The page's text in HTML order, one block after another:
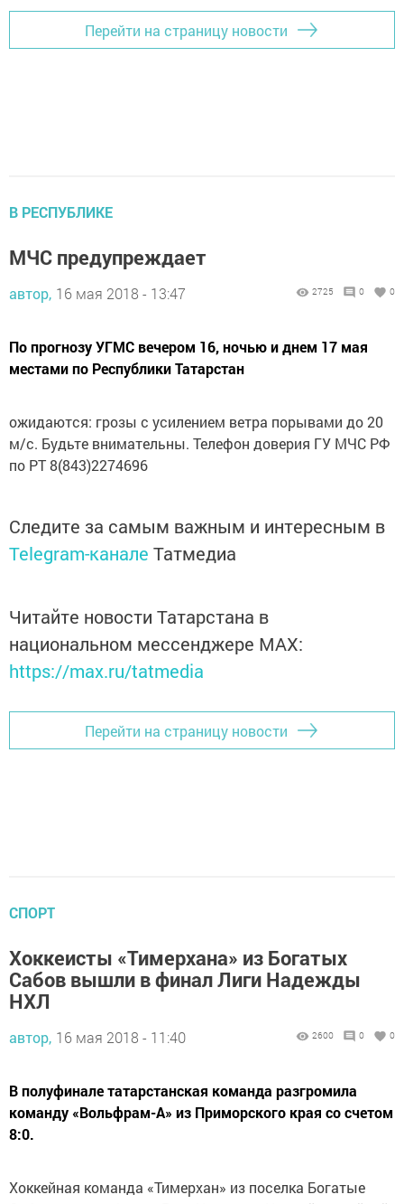
Перейти на страницу новости
В РЕСПУБЛИКЕ
МЧС предупреждает
автор, 16 мая 2018 - 13:47 2725 0 0
По прогнозу УГМС вечером 16, ночью и днем 17 мая
местами по Республики Татарстан
ожидаются: грозы с усилением ветра порывами до 20
м/с. Будьте внимательны. Телефон доверия ГУ МЧС РФ
по РТ 8(843)2274696
Следите за самым важным и интересным в
Telegram-канале Татмедиа
Читайте новости Татарстана в
национальном мессенджере MАХ:
https://max.ru/tatmedia
Перейти на страницу новости
СПОРТ
Хоккеисты «Тимерхана» из Богатых
Сабов вышли в финал Лиги Надежды
НХЛ
автор, 16 мая 2018 - 11:40 2600 0 0
В полуфинале татарстанская команда разгромила
команду «Вольфрам-А» из Приморского края со счетом
8:0.
Хоккейная команда «Тимерхан» из поселка Богатые